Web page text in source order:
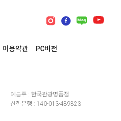
이용약관 PC버전
예금주 : 한국관광명품점
신한은행 : 140-013-489823